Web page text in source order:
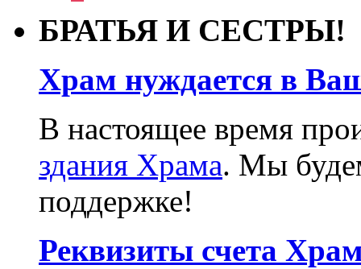
БРАТЬЯ И СЕСТРЫ!
Храм нуждается в
В настоящее время
здания Храма. Мы
поддержке!
Реквизиты счета